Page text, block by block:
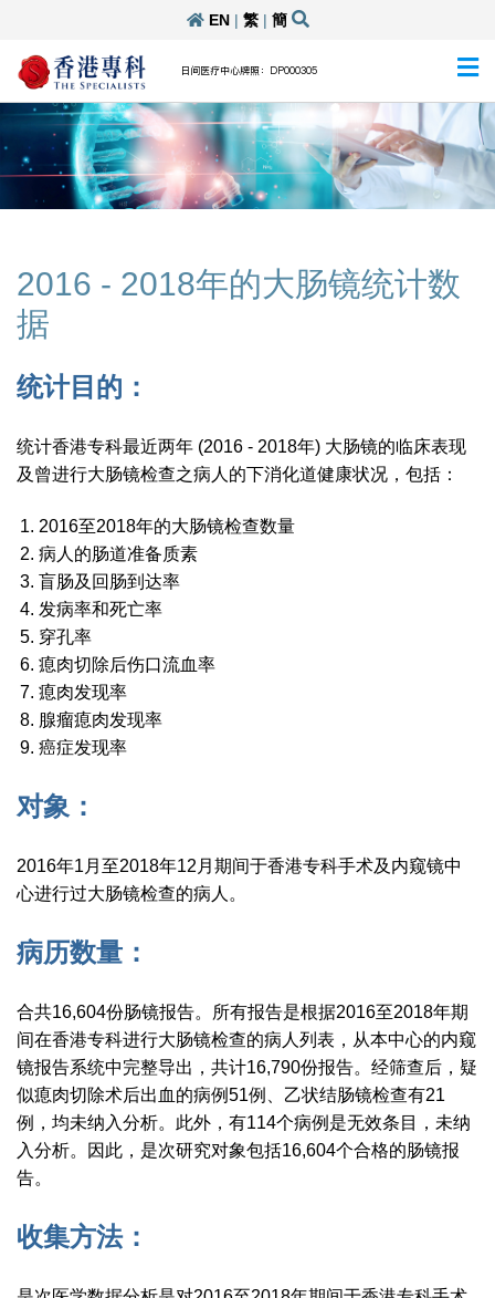
EN| 繁| 簡
日间医疗中心牌照：DP000305
2016 - 2018年的大肠镜统计数
据
统计目的：
统计香港专科最近两年 (2016 - 2018年) 大肠镜的临床表现
及曾进行大肠镜检查之病人的下消化道健康状况，包括：
2016至2018年的大肠镜检查数量
病人的肠道准备质素
盲肠及回肠到达率
发病率和死亡率
穿孔率
瘜肉切除后伤口流血率
瘜肉发现率
腺瘤瘜肉发现率
癌症发现率
对象：
2016年1月至2018年12月期间于香港专科手术及内窥镜中
心进行过大肠镜检查的病人。
病历数量：
合共16,604份肠镜报告。所有报告是根据2016至2018年期
间在香港专科进行大肠镜检查的病人列表，从本中心的内窥
镜报告系统中完整导出，共计16,790份报告。经筛查后，疑
似瘜肉切除术后出血的病例51例、乙状结肠镜检查有21
例，均未纳入分析。此外，有114个病例是无效条目，未纳
入分析。因此，是次研究对象包括16,604个合格的肠镜报
告。
收集方法：